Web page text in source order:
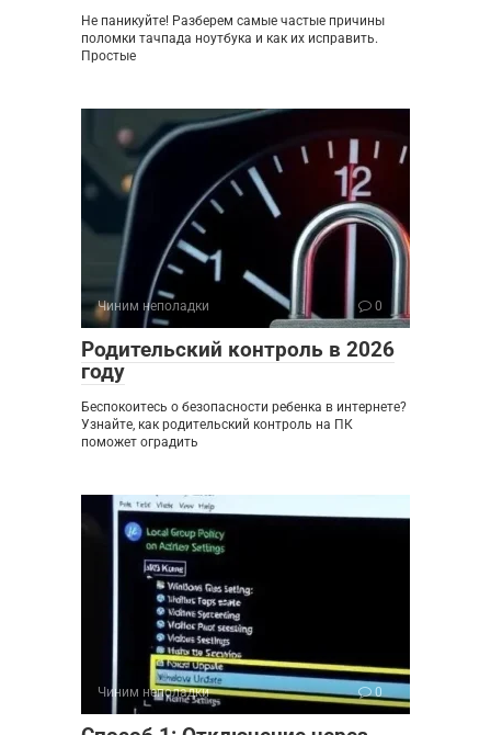
Не паникуйте! Разберем самые частые причины
поломки тачпада ноутбука и как их исправить.
Простые
Чиним неполадки 0
Родительский контроль в 2026
году
Беспокоитесь о безопасности ребенка в интернете?
Узнайте, как родительский контроль на ПК
поможет оградить
Чиним неполадки 0